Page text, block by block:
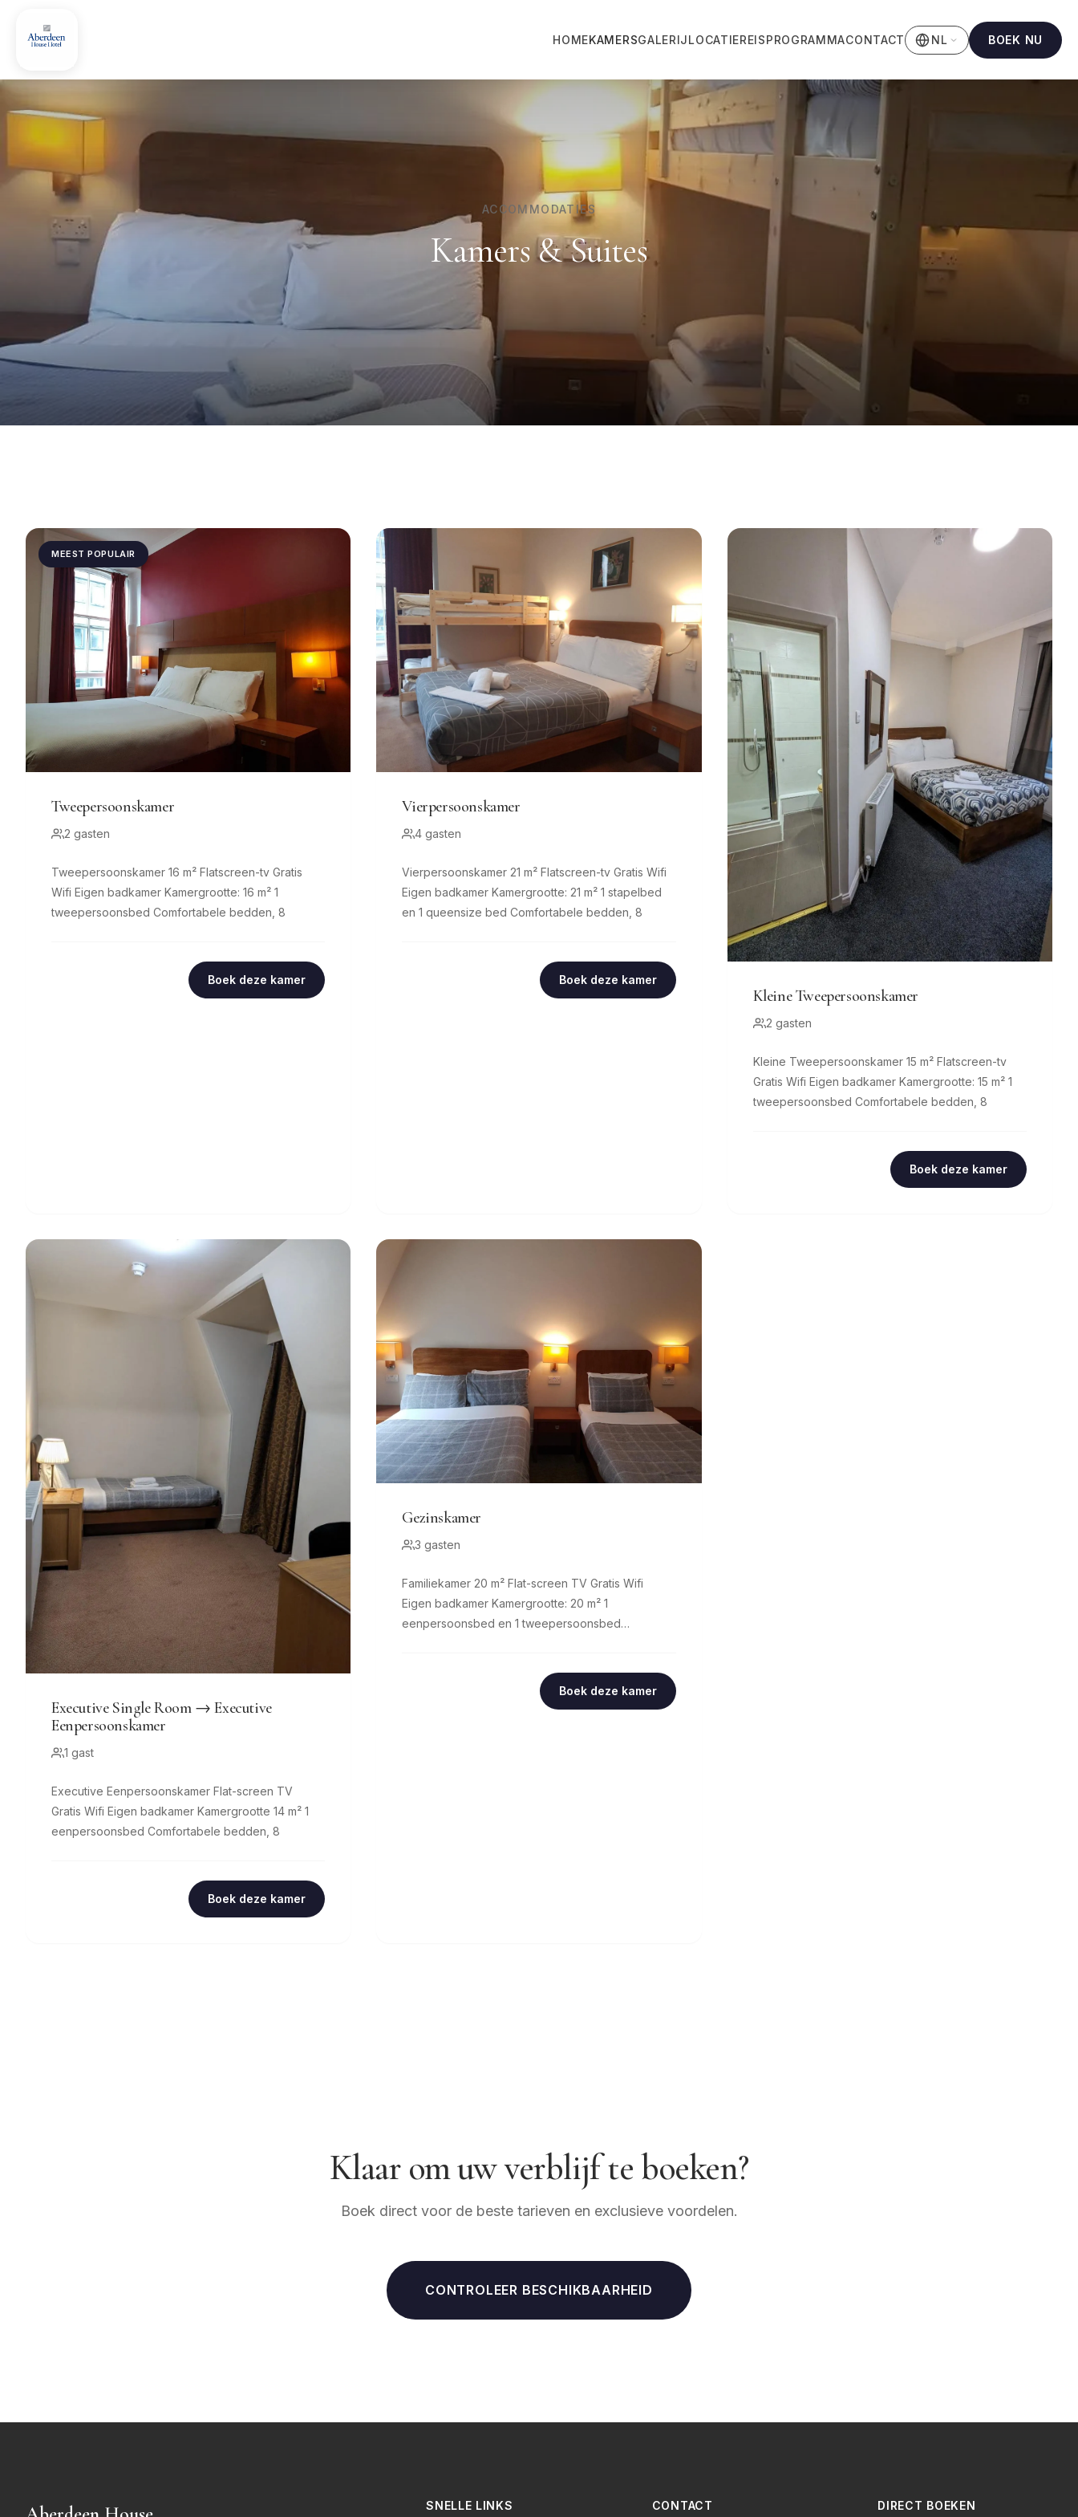
HOMEKAMERSGALERIJLOCATIEREISPROGRAMMACONTACT NL BOEK NU
ACCOMMODATIES
Kamers & Suites
MEEST POPULAIR
Tweepersoonskamer
2 gasten
Tweepersoonskamer 16 m² Flatscreen-tv Gratis
Wifi Eigen badkamer Kamergrootte: 16 m² 1
tweepersoonsbed Comfortabele bedden, 8
Boek deze kamer
Vierpersoonskamer
4 gasten
Vierpersoonskamer 21 m² Flatscreen-tv Gratis Wifi
Eigen badkamer Kamergrootte: 21 m² 1 stapelbed
en 1 queensize bed Comfortabele bedden, 8
Boek deze kamer
Kleine Tweepersoonskamer
2 gasten
Kleine Tweepersoonskamer 15 m² Flatscreen-tv
Gratis Wifi Eigen badkamer Kamergrootte: 15 m² 1
tweepersoonsbed Comfortabele bedden, 8
Boek deze kamer
Executive Single Room → Executive
Eenpersoonskamer
1 gast
Executive Eenpersoonskamer Flat-screen TV
Gratis Wifi Eigen badkamer Kamergrootte 14 m² 1
eenpersoonsbed Comfortabele bedden, 8
Boek deze kamer
Gezinskamer
3 gasten
Familiekamer 20 m² Flat-screen TV Gratis Wifi
Eigen badkamer Kamergrootte: 20 m² 1
eenpersoonsbed en 1 tweepersoonsbed
Boek deze kamer
Klaar om uw verblijf te boeken?
Boek direct voor de beste tarieven en exclusieve voordelen.
CONTROLEER BESCHIKBAARHEID
SNELLE LINKS CONTACT DIRECT BOEKEN